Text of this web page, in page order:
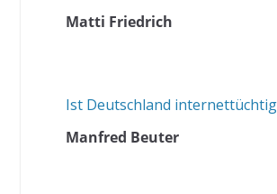
Matti Friedrich
Ist Deutschland
Manfred Beuter